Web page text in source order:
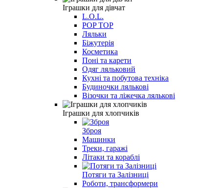
Іграшки для дівчат
L.O.L.
POP TOP
Ляльки
Біжутерія
Косметика
Поні та карети
Одяг ляльковий
Кухні та побутова техніка
Будиночки лялькові
Візочки та ліжечка лялькові
Іграшки для хлопчиків
Зброя
Машинки
Треки, гаражі
Літаки та кораблі
Потяги та Залізниці
Роботи, трансформери